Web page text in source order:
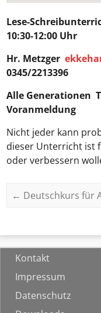
Lese-
10:30-12:00 Uhr
Hr. Metzger
0345/2213396
Alle Generationen
Voranmeldung
Nicht jeder kann
dieser Unterricht ist
oder verbessern
← Deutschkurs für
Kontakt
Impressum
Datenschutz